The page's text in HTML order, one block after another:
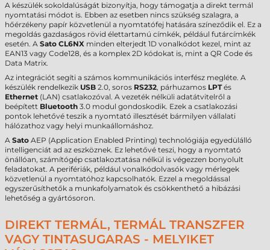
A készülék sokoldalúságát bizonyítja, hogy támogatja a direkt termál
nyomtatási módot is. Ebben az esetben nincs szükség szalagra, a
hőérzékeny papír közvetlenül a nyomtatófej hatására színeződik el. Ez a
megoldás gazdaságos rövid élettartamú címkék, például futárcímkék
esetén. A Sato CL6NX minden elterjedt 1D vonalkódot kezel, mint az
EAN13 vagy Code128, és a komplex 2D kódokat is, mint a QR Code és
Data Matrix.
Az integrációt segíti a számos kommunikációs interfész megléte. A
készülék rendelkezik USB 2.0, soros RS232, párhuzamos LPTés
Ethernet (LAN) csatlakozóval. A vezeték nélküli adatátvitelről a
beépített Bluetooth 3.0 modul gondoskodik. Ezek a csatlakozási
pontok lehetővé teszik a nyomtató illesztését bármilyen vállalati
hálózathoz vagy helyi munkaállomáshoz.
A Sato AEP (Application Enabled Printing) technológiája egyedülálló
intelligenciát ad az eszköznek. Ez lehetővé teszi, hogy a nyomtató
önállóan, számítógép csatlakoztatása nélkül is végezzen bonyolult
feladatokat. A perifériák, például vonalkódolvasók vagy mérlegek
közvetlenül a nyomtatóhoz kapcsolhatók. Ezzel a megoldással
egyszerűsíthetők a munkafolyamatok és csökkenthető a hibázási
lehetőség a gyártósoron.
DIREKT TERMÁL, TERMÁL TRANSZFER
VAGY TINTASUGARAS - MELYIKET